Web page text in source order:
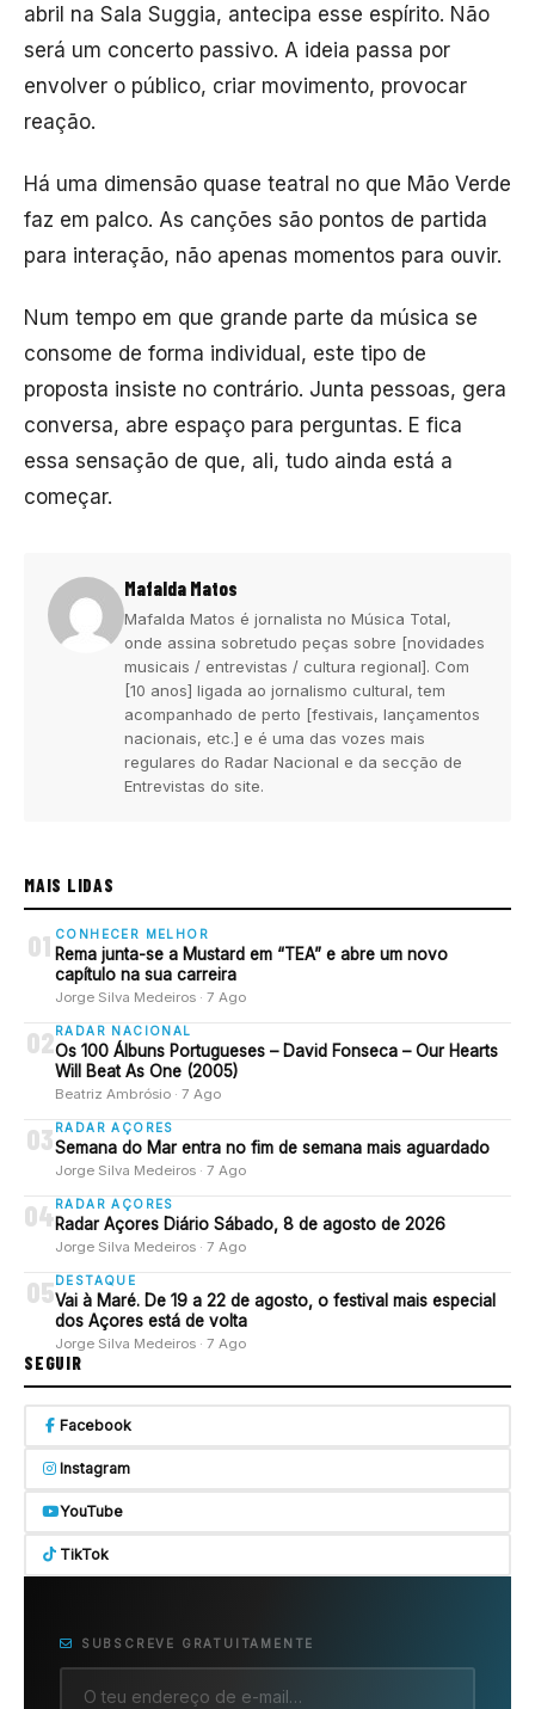
abril na Sala Suggia, antecipa esse espírito. Não
será um concerto passivo. A ideia passa por
envolver o público, criar movimento, provocar
reação.
Há uma dimensão quase teatral no que Mão Verde
faz em palco. As canções são pontos de partida
para interação, não apenas momentos para ouvir.
Num tempo em que grande parte da música se
consome de forma individual, este tipo de
proposta insiste no contrário. Junta pessoas, gera
conversa, abre espaço para perguntas. E fica
essa sensação de que, ali, tudo ainda está a
começar.
Mafalda Matos
Mafalda Matos é jornalista no Música Total,
onde assina sobretudo peças sobre [novidades
musicais / entrevistas / cultura regional]. Com
[10 anos] ligada ao jornalismo cultural, tem
acompanhado de perto [festivais, lançamentos
nacionais, etc.] e é uma das vozes mais
regulares do Radar Nacional e da secção de
Entrevistas do site.
MAIS LIDAS
01 CONHECER MELHOR
Rema junta-se a Mustard em “TEA” e abre um novo
capítulo na sua carreira
Jorge Silva Medeiros · 7 Ago
02 RADAR NACIONAL
Os 100 Álbuns Portugueses – David Fonseca – Our Hearts
Will Beat As One (2005)
Beatriz Ambrósio · 7 Ago
03 RADAR AÇORES
Semana do Mar entra no fim de semana mais aguardado
Jorge Silva Medeiros · 7 Ago
04RADAR AÇORES
Radar Açores Diário Sábado, 8 de agosto de 2026
Jorge Silva Medeiros · 7 Ago
05 DESTAQUE
Vai à Maré. De 19 a 22 de agosto, o festival mais especial
dos Açores está de volta
Jorge Silva Medeiros · 7 Ago
SEGUIR
Facebook
Instagram
YouTube
TikTok
SUBSCREVE GRATUITAMENTE